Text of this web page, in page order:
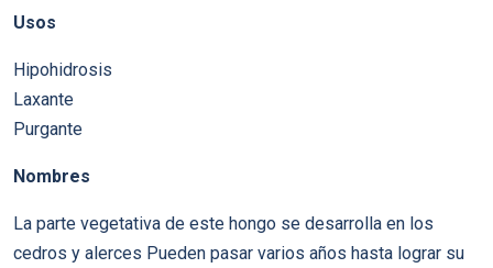
Usos
Hipohidrosis
Laxante
Purgante
Nombres
La parte vegetativa de este hongo se desarrolla en los
cedros y alerces Pueden pasar varios años hasta lograr su